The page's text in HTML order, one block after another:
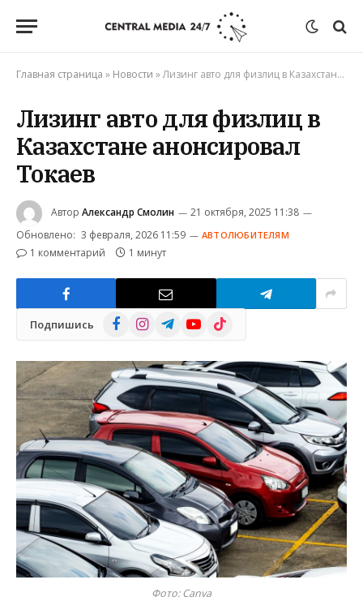
Главная страница » Новости »Лизинг авто для физлиц в Казахстане анонсировал Токаев
Лизинг авто для физлиц в
Казахстане анонсировал
Токаев
Автор Александр Смолин
21 октября, 2025 11:38
Обновлено: 3 февраля, 2026 11:59 АВТОЛЮБИТЕЛЯМ
1 комментарий 1 минут
Подпишись FacebookInstagramTelegramYouTube
TikTok
Фото: Canva